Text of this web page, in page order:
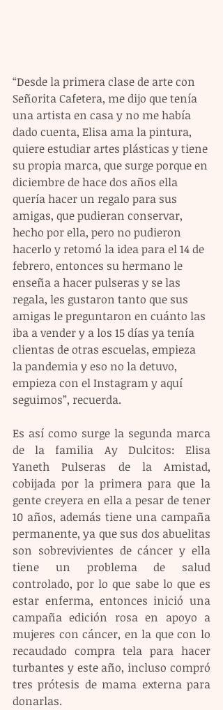
“Desde la primera clase de arte con
Señorita Cafetera, me dijo que tenía
una artista en casa y no me había
dado cuenta, Elisa ama la pintura,
quiere estudiar artes plásticas y tiene
su propia marca, que surge porque en
diciembre de hace dos años ella
quería hacer un regalo para sus
amigas, que pudieran conservar,
hecho por ella, pero no pudieron
hacerlo y retomó la idea para el 14 de
febrero, entonces su hermano le
enseña a hacer pulseras y se las
regala, les gustaron tanto que sus
amigas le preguntaron en cuánto las
iba a vender y a los 15 días ya tenía
clientas de otras escuelas, empieza
la pandemia y eso no la detuvo,
empieza con el Instagram y aquí
seguimos”, recuerda.
Es así como surge la segunda marca
de la familia Ay Dulcitos: Elisa
Yaneth Pulseras de la Amistad,
cobijada por la primera para que la
gente creyera en ella a pesar de tener
10 años, además tiene una campaña
permanente, ya que sus dos abuelitas
son sobrevivientes de cáncer y ella
tiene un problema de salud
controlado, por lo que sabe lo que es
estar enferma, entonces inició una
campaña edición rosa en apoyo a
mujeres con cáncer, en la que con lo
recaudado compra tela para hacer
turbantes y este año, incluso compró
tres prótesis de mama externa para
donarlas.